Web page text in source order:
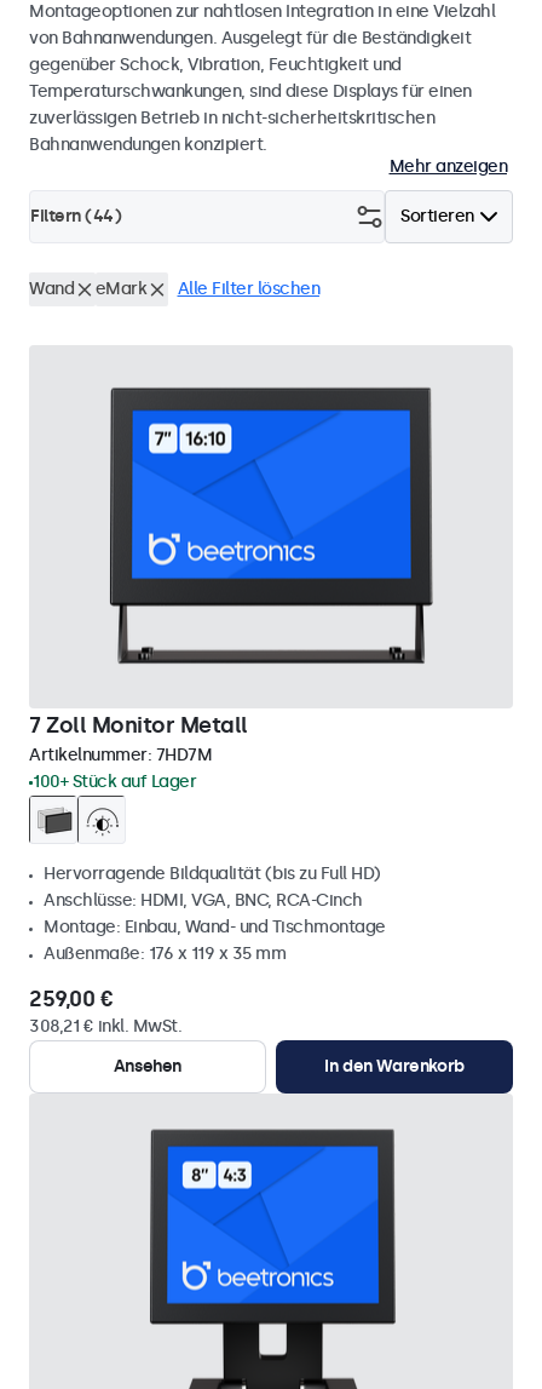
Montageoptionen zur nahtlosen Integration in eine Vielzahl
von Bahnanwendungen. Ausgelegt für die Beständigkeit
gegenüber Schock, Vibration, Feuchtigkeit und
Temperaturschwankungen, sind diese Displays für einen
zuverlässigen Betrieb in nicht-sicherheitskritischen
Bahnanwendungen konzipiert.
Mehr anzeigen
Sortieren
Filtern (44)
Wand eMark Alle Filter löschen
7 Zoll Monitor Metall
Artikelnummer: 7HD7M
100+ Stück auf Lager
Hervorragende Bildqualität (bis zu Full HD)
Anschlüsse: HDMI, VGA, BNC, RCA-Cinch
Montage: Einbau, Wand- und Tischmontage
Außenmaße: 176 x 119 x 35 mm
259,00 €
308,21 € inkl. MwSt.
Ansehen
In den Warenkorb